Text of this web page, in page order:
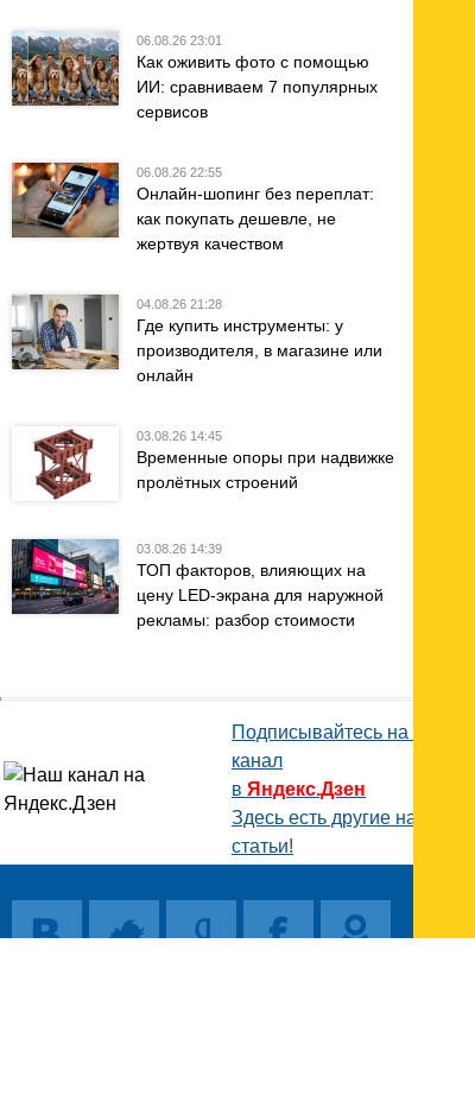
06.08.26 23:01
Как оживить фото с помощью
ИИ: сравниваем 7 популярных
сервисов
06.08.26 22:55
Онлайн-шопинг без переплат:
как покупать дешевле, не
жертвуя качеством
04.08.26 21:28
Где купить инструменты: у
производителя, в магазине или
онлайн
03.08.26 14:45
Временные опоры при надвижке
пролётных строений
03.08.26 14:39
ТОП факторов, влияющих на
цену LED-экрана для наружной
рекламы: разбор стоимости
Подписывайтесь на наш
канал
в Яндекс.Дзен
Здесь есть другие наши
статьи!